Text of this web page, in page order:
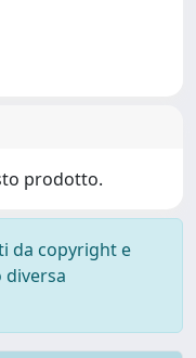
prodotto.
da copyright e